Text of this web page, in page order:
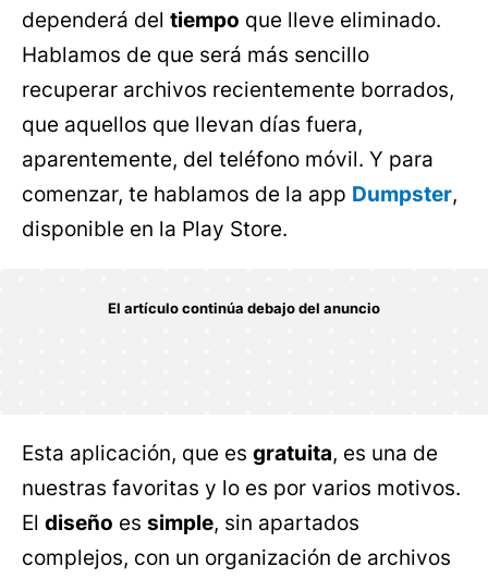
dependerá del tiempo que lleve eliminado.
Hablamos de que será más sencillo
recuperar archivos recientemente borrados,
que aquellos que llevan días fuera,
aparentemente, del teléfono móvil. Y para
comenzar, te hablamos de la app Dumpster,
disponible en la Play Store.
Esta aplicación, que es gratuita, es una de
nuestras favoritas y lo es por varios motivos.
El diseño es simple, sin apartados
complejos, con un organización de archivos